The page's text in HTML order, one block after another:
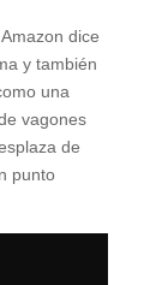
dice
y también
una
vagones
de
punto